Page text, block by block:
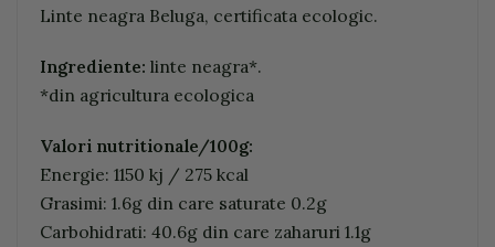
Linte neagra Beluga, certificata ecologic.
Ingrediente: linte neagra*.
*din agricultura ecologica
Valori nutritionale/100g:
Energie: 1150 kj / 275 kcal
Grasimi: 1.6g din care saturate 0.2g
Carbohidrati: 40.6g din care zaharuri 1.1g